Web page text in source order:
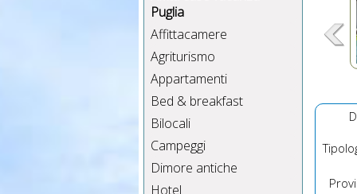
Puglia
Affittacamere
Agriturismo
Appartamenti
Bed & breakfast
Bilocali
Campeggi
Dimore antiche
Hotel